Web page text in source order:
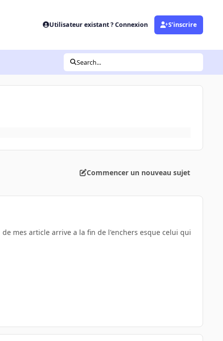
Utilisateur existant ? Connexion S’inscrire
Search...
Commencer un nouveau sujet
mes article arrive a la fin de l'enchers esque celui qui